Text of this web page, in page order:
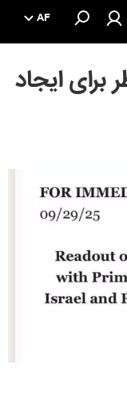
AF
برای ایجاد